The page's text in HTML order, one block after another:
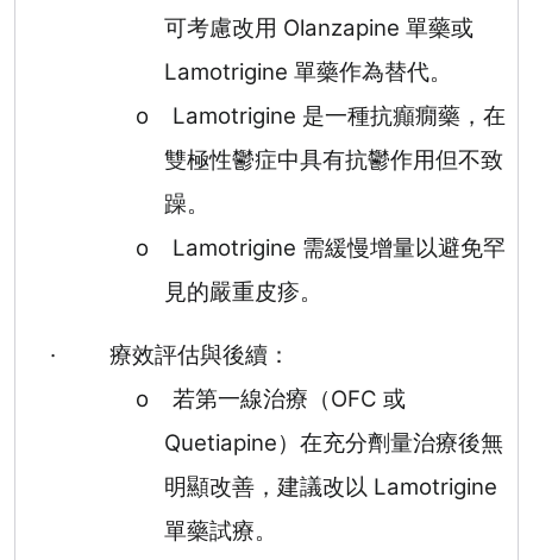
可考慮改用 Olanzapine 單藥或
Lamotrigine 單藥作為替代。
o
Lamotrigine 是一種抗癲癇藥，在
雙極性鬱症中具有抗鬱作用但不致
躁。
o
Lamotrigine 需緩慢增量以避免罕
見的嚴重皮疹。
·
療效評估與後續：
o
若第一線治療（OFC 或
Quetiapine）在充分劑量治療後無
明顯改善，建議改以 Lamotrigine
單藥試療。